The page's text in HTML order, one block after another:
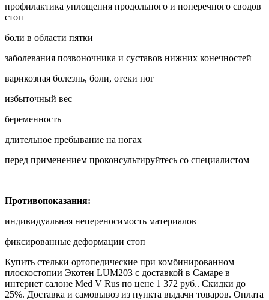
профилактика уплощения продольного и поперечного сводов
стоп
боли в области пятки
заболевания позвоночника и суставов нижних конечностей
варикозная болезнь, боли, отеки ног
избыточный вес
беременность
длительное пребывание на ногах
перед применением проконсультируйтесь со специалистом
Противопоказания:
индивидуальная непереносимость материалов
фиксированные деформации стоп
Купить стельки ортопедические при комбинированном
плоскостопии Экотен LUM203 с доставкой в Самаре в
интернет салоне Med V Rus по цене 1 372 руб.. Скидки до
25%. Доставка и самовывоз из пункта выдачи товаров. Оплата